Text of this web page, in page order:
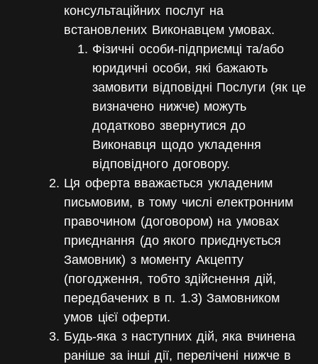
консультаційних послуг на
встановлених Виконавцем умовах.
Фізичні особи-підприємці та/або
юридичні особи, які бажають
замовити відповідні Послуги (як це
визначено нижче) можуть
додатково звернутися до
Виконавця щодо укладення
відповідного договору.
Ця оферта вважається укладеним
письмовим, в тому числі електронним
правочином (договором) на умовах
приєднання (до якого приєднується
Замовник) з моменту Акцепту
(погодження, тобто здійснення дій,
передбачених в п. 1.3) Замовником
умов цієї оферти.
Будь-яка з наступних дій, яка вчинена
раніше за інші дії, перелічені нижче в